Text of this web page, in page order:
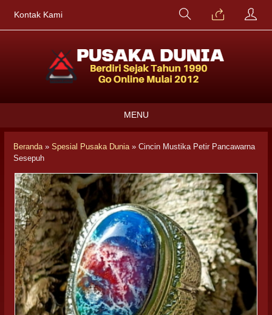
Kontak Kami
MENU
Beranda» Spesial Pusaka Dunia» Cincin Mustika Petir Pancawarna
Sesepuh